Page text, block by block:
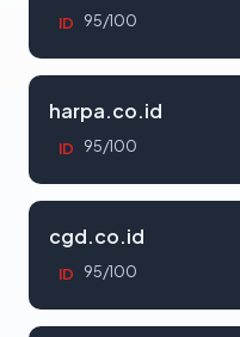
ID 95/100
harpa.co.id
ID 95/100
cgd.co.id
ID 95/100